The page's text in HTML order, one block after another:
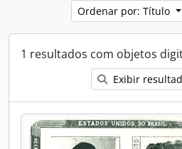
Ordenar por: Título
1 resultados com objetos
Exibir